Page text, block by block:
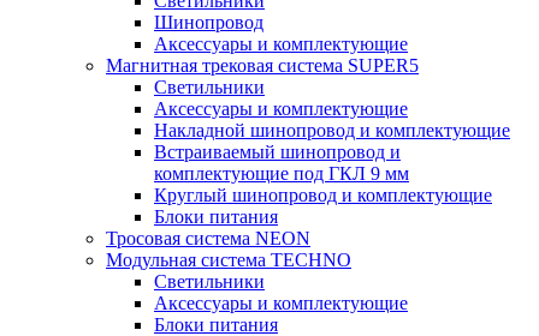
Шинопровод
Аксессуары и комплектующие
Магнитная трековая система SUPER5
Светильники
Аксессуары и комплектующие
Накладной шинопровод и комплектующие
Встраиваемый шинопровод и
комплектующие под ГКЛ 9 мм
Круглый шинопровод и комплектующие
Блоки питания
Тросовая система NEON
Модульная система TECHNO
Светильники
Аксессуары и комплектующие
Блоки питания